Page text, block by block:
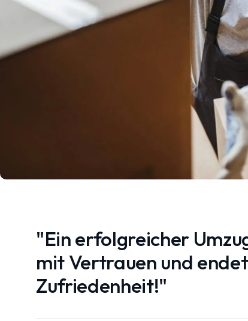
"Ein erfolgreicher
mit Vertrauen und
Zufriedenheit!"